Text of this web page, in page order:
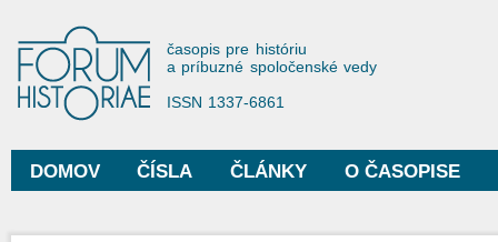
Forum Historiae
časopis pre históriu
a príbuzné spoločenské vedy
ISSN 1337-6861
Hlavné menu
DOMOV ČÍSLA ČLÁNKY O ČASOPISE